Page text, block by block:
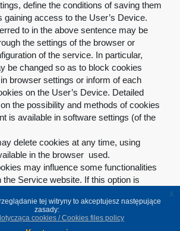
define the conditions of saving them
gaining access to the User’s Device.
to in the above sentence may be
the settings of the browser or
of the service. In particular,
be changed so as to block cookies
browser settings or inform of each
on the User’s Device. Detailed
the possibility and methods of cookies
is available in software settings (of the
delete cookies at any time, using
in the browser used.
may influence some functionalities
the Service website. If this option is
by nature require cookies.
tej witryny to akceptujesz następujące
zasady:
cookies / Cookies files policy
x